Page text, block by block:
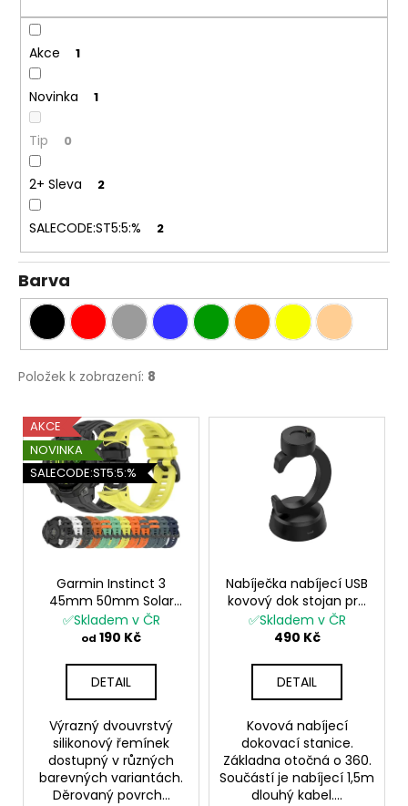
k
ůAkce 1
Novinka 1
Tip 0
2+ Sleva 2
SALECODE:ST5:5:% 2
Barva
Položek k zobrazení: 8
V
ý
p
AKCE
NOVINKA
SALECODE:ST5:5:%
Garmin Instinct 3
45mm 50mm Solar
Amoled silikonový
řemínek pásek
✅Skladem v ČR
od 190 Kč
DETAIL
Výrazný dvouvrstvý
silikonový řemínek
dostupný v různých
barevných variantách.
Děrovaný povrch...
Nabíječka nabíjecí USB
kovový dok stojan pro
Garmin Fenix 8 a další
šedý stříbrný
✅Skladem v ČR
490 Kč
DETAIL
Kovová nabíjecí
dokovací stanice.
Základna otočná o 360.
Součástí je nabíjecí 1,5m
dlouhý kabel....
a
?
D
o
p
o
r
č
u
e
m